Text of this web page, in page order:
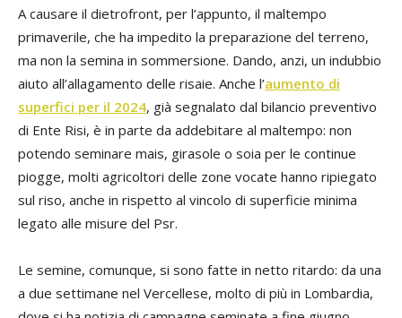
A causare il dietrofront, per l’appunto, il maltempo
primaverile, che ha impedito la preparazione del terreno,
ma non la semina in sommersione. Dando, anzi, un indubbio
aiuto all’allagamento delle risaie. Anche l’aumento di
superfici per il 2024, già segnalato dal bilancio preventivo
di Ente Risi, è in parte da addebitare al maltempo: non
potendo seminare mais, girasole o soia per le continue
piogge, molti agricoltori delle zone vocate hanno ripiegato
sul riso, anche in rispetto al vincolo di superficie minima
legato alle misure del Psr.
Le semine, comunque, si sono fatte in netto ritardo: da una
a due settimane nel Vercellese, molto di più in Lombardia,